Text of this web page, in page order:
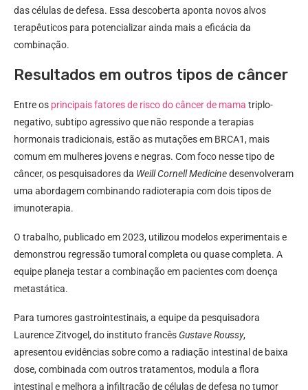
das células de defesa. Essa descoberta aponta novos alvos
terapêuticos para potencializar ainda mais a eficácia da
combinação.
Resultados em outros tipos de câncer
Entre os principais fatores de risco do câncer de mama triplo-
negativo, subtipo agressivo que não responde a terapias
hormonais tradicionais, estão as mutações em BRCA1, mais
comum em mulheres jovens e negras. Com foco nesse tipo de
câncer, os pesquisadores da Weill Cornell Medicinedesenvolveram
uma abordagem combinando radioterapia com dois tipos de
imunoterapia.
O trabalho, publicado em 2023, utilizou modelos experimentais e
demonstrou regressão tumoral completa ou quase completa. A
equipe planeja testar a combinação em pacientes com doença
metastática.
Para tumores gastrointestinais, a equipe da pesquisadora
Laurence Zitvogel, do instituto francês Gustave Roussy,
apresentou evidências sobre como a radiação intestinal de baixa
dose, combinada com outros tratamentos, modula a flora
intestinal e melhora a infiltração de células de defesa no tumor